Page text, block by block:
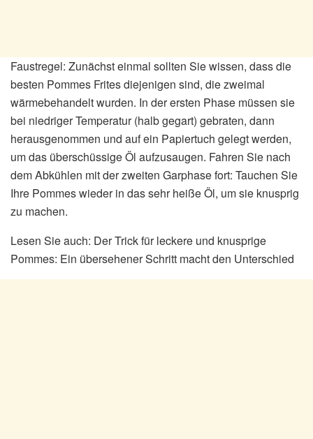
Faustregel: Zunächst einmal sollten Sie wissen, dass die
besten Pommes Frites diejenigen sind, die zweimal
wärmebehandelt wurden. In der ersten Phase müssen sie
bei niedriger Temperatur (halb gegart) gebraten, dann
herausgenommen und auf ein Papiertuch gelegt werden,
um das überschüssige Öl aufzusaugen. Fahren Sie nach
dem Abkühlen mit der zweiten Garphase fort: Tauchen Sie
Ihre Pommes wieder in das sehr heiße Öl, um sie knusprig
zu machen.
Lesen Sie auch: Der Trick für leckere und knusprige
Pommes: Ein übersehener Schritt macht den Unterschied